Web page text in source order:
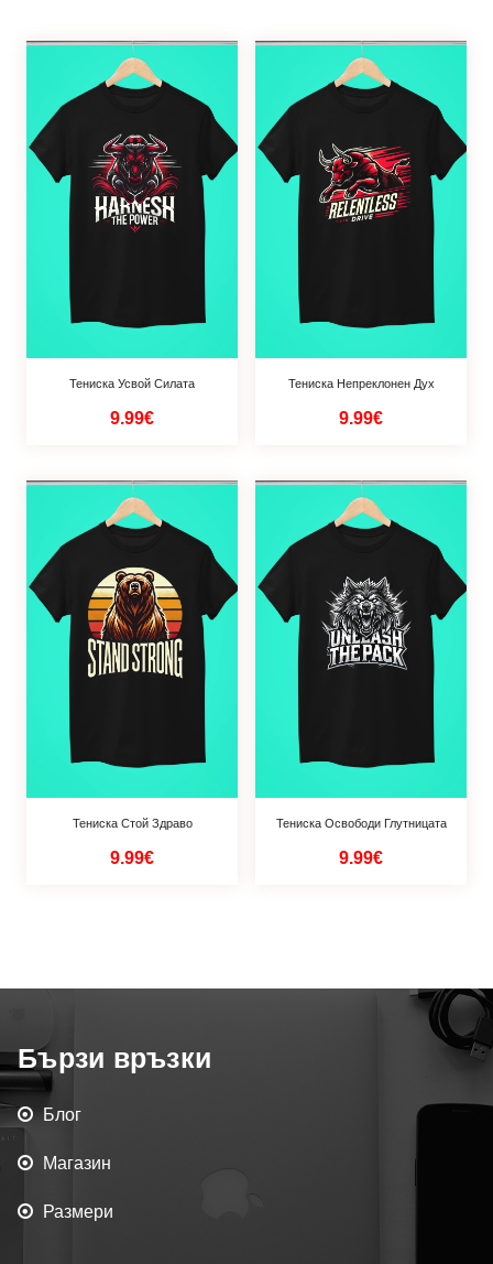
Тениска Усвой Силата
9.99€
Тениска Непреклонен Дух
9.99€
Тениска Стой Здраво
9.99€
Тениска Освободи Глутницата
9.99€
Бързи връзки
Блог
Магазин
Размери